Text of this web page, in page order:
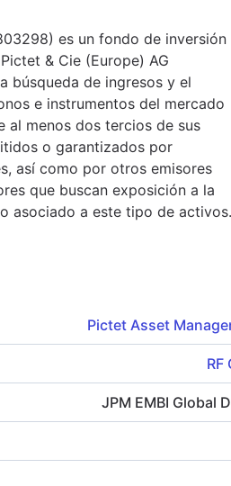
es un fondo de inversión
& Cie (Europe) AG
búsqueda de ingresos y el
e instrumentos del mercado
al menos dos tercios de sus
o garantizados por
así como por otros emisores
que buscan exposición a la
asociado a este tipo de activos.
Pictet Asset
RF
JPM EMBI Global